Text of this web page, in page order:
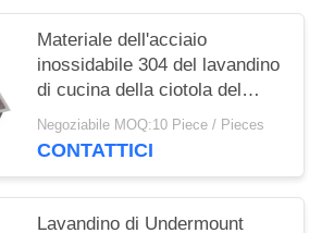
Materiale dell'acciaio
inossidabile 304 del lavandino
di cucina della ciotola del
doppio di progettazione di
modo
Negoziabile MOQ:10 Piece / Pieces
CONTATTICI
Lavandino di Undermount